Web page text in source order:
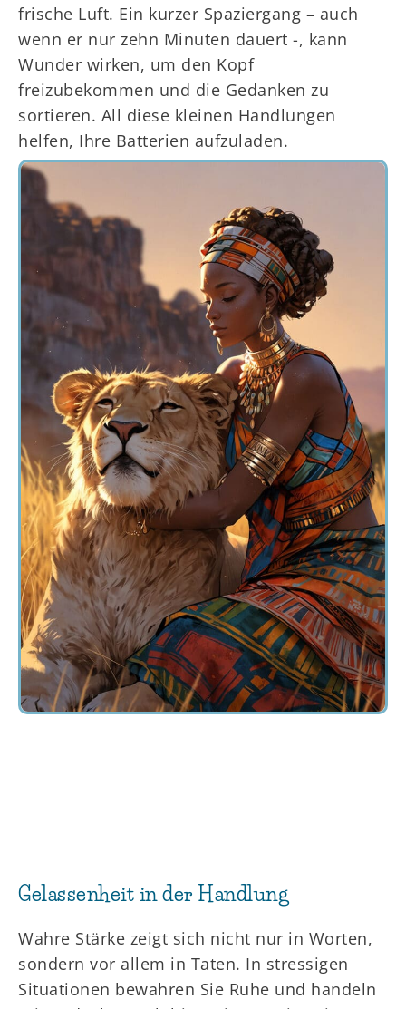
frische Luft. Ein kurzer Spaziergang – auch
wenn er nur zehn Minuten dauert -, kann
Wunder wirken, um den Kopf
freizubekommen und die Gedanken zu
sortieren. All diese kleinen Handlungen
helfen, Ihre Batterien aufzuladen.
Gelassenheit in der Handlung
Wahre Stärke zeigt sich nicht nur in Worten,
sondern vor allem in Taten. In stressigen
Situationen bewahren Sie Ruhe und handeln